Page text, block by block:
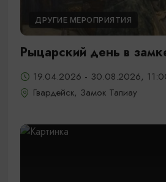
ДРУГИЕ МЕРОПРИЯТИЯ
Рыцарский день в
19.04.2026 - 30.08.2026,
Гвардейск, Замок Тапиау